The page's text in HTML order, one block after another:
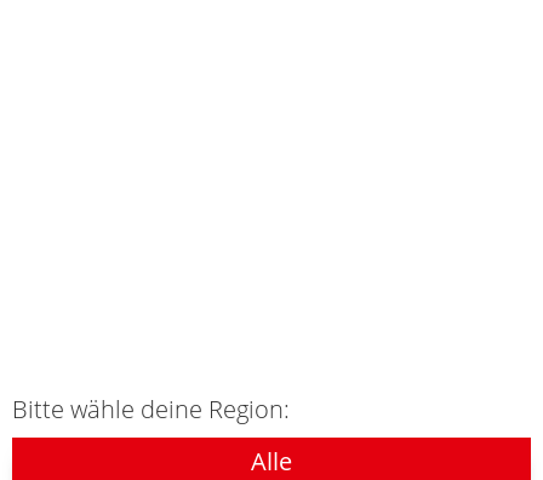
Bitte wähle deine Region:
Alle